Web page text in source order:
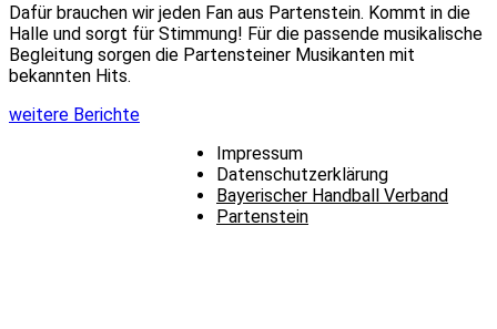
Dafür brauchen wir jeden Fan aus Partenstein. Kommt in die
Halle und sorgt für Stimmung! Für die passende musikalische
Begleitung sorgen die Partensteiner Musikanten mit
bekannten Hits.
weitere Berichte
Impressum
Datenschutzerklärung
Bayerischer Handball Verband
Partenstein